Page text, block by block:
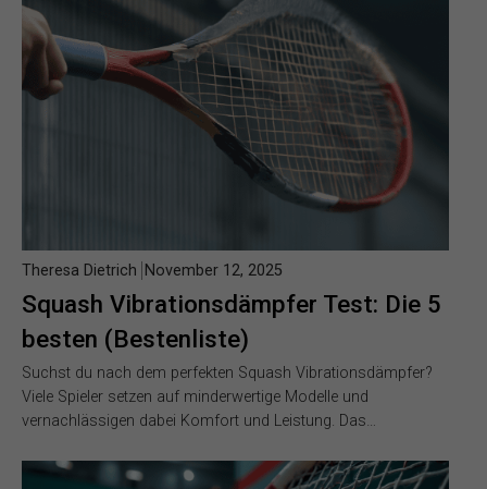
Squash Vibrationsdämpfer Test: Die 5
besten (Bestenliste)
Theresa Dietrich November 12, 2025
Suchst du nach dem perfekten Squash Vibrationsdämpfer?
Viele Spieler setzen auf minderwertige Modelle und
vernachlässigen dabei Komfort und Leistung. Das…